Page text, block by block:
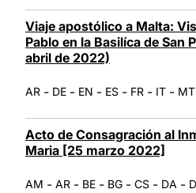
Viaje apostólico a Malta:
Pablo en la Basilíca de San
abril de 2022)
AR - DE - EN - ES - FR - IT - MT
Acto de Consagración al
Maria [25 marzo 2022]
AM - AR - BE - BG - CS - DA -